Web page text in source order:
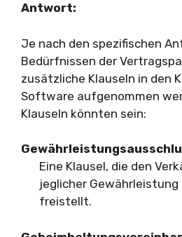
Antwort:
Je nach den spezifischen
Bedürfnissen der
zusätzliche Klauseln in den
Software aufgenommen
Klauseln könnten sein:
Eine Klausel, die den
jeglicher
freistellt.